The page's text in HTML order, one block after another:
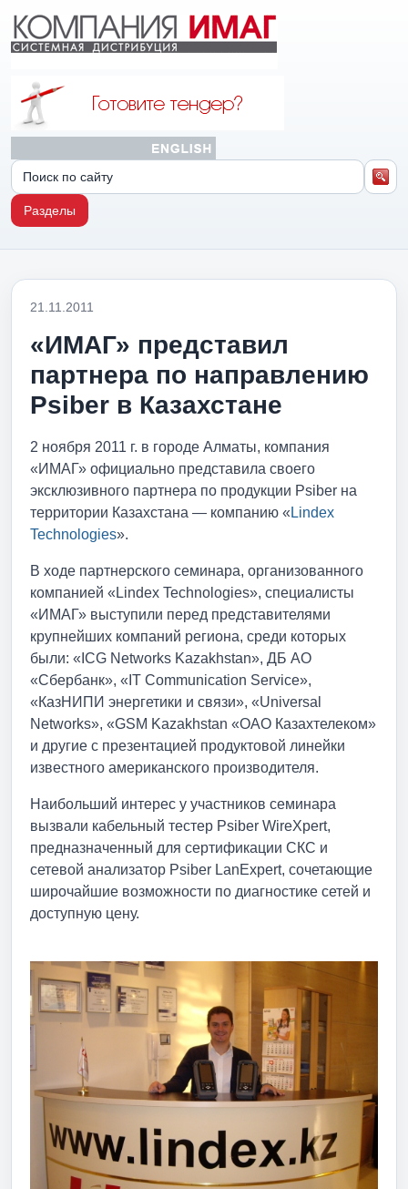
Разделы
21.11.2011
«ИМАГ» представил
партнера по направлению
Psiber в Казахстане
2 ноября 2011 г. в городе Алматы, компания
«ИМАГ» официально представила своего
эксклюзивного партнера по продукции Psiber на
территории Казахстана — компанию « Lindex
Technologies».
В ходе партнерского семинара, организованного
компанией «Lindex Technologies», специалисты
«ИМАГ» выступили перед представителями
крупнейших компаний региона, среди которых
были: «ICG Networks Kazakhstan», ДБ АО
«Сбербанк», «IT Communication Service»,
«КазНИПИ энергетики и связи», «Universal
Networks», «GSM Kazakhstan «ОАО Казахтелеком»
и другие с презентацией продуктовой линейки
известного американского производителя.
Наибольший интерес у участников семинара
вызвали кабельный тестер Psiber WireXpert,
предназначенный для сертификации СКС и
сетевой анализатор Psiber LanExpert, сочетающие
широчайшие возможности по диагностике сетей и
доступную цену.